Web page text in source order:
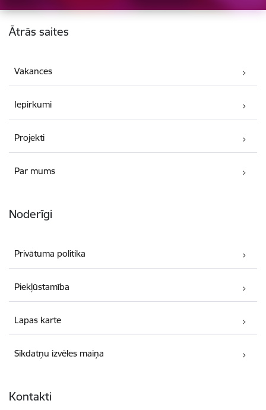
Kājene
Ātrās saites
Vakances
Iepirkumi
Projekti
Par mums
Noderīgi
Privātuma politika
Piekļūstamība
Lapas karte
Sīkdatņu izvēles maiņa
Kontakti